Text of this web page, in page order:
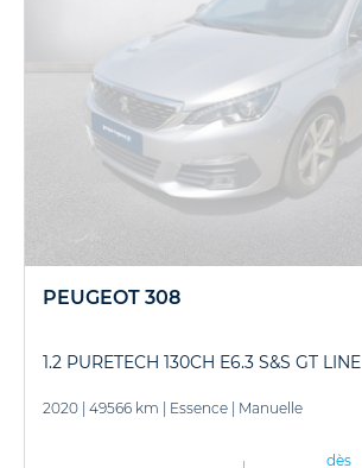
PEUGEOT 308
1.2 PURETECH 130CH E6.3 S&S GT LINE
2020 | 49566 km | Essence | Manuelle
dès